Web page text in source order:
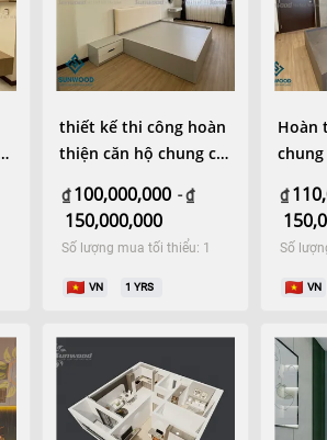
thiết kế thi công hoàn
thiện căn hộ chung cư
₫ 100,000,000 -₫
150,000,000
Số lượng mua tối thiểu: 1
VN 1YRS
Hoàn
₫
Số
VN